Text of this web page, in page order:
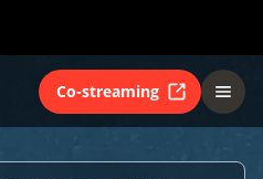
Co-streaming